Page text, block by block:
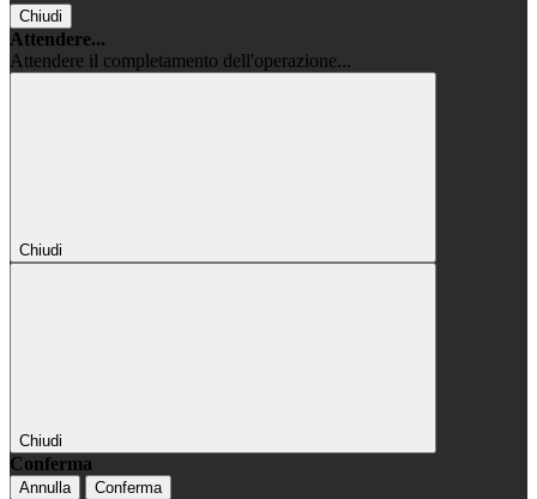
Chiudi
Attendere...
Attendere il completamento dell'operazione...
Chiudi
Chiudi
Conferma
Annulla Conferma